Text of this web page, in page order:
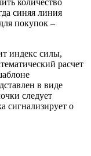
количество
синяя линия
покупок –
индекс силы,
расчет
в виде
следует
сигнализирует о